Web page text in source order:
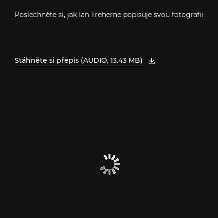
Poslechněte si, jak Ian Treherne popisuje svou fotografii
Stáhněte si přepis (AUDIO, 13.43 MB)
, Otevřít PDF v novém okně